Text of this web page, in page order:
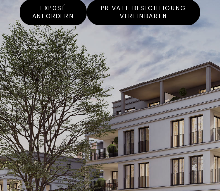
EXPOSÉ
ANFORDERN
PRIVATE BESICHTIGUNG
VEREINBAREN